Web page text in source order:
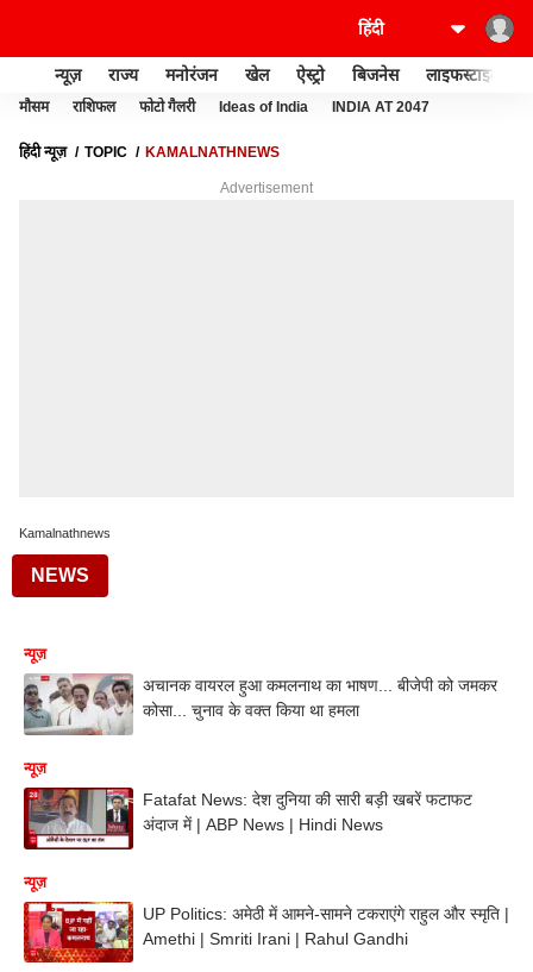
न्यूज़ राज्य मनोरंजन खेल ऐस्ट्रो बिजनेस लाइफस्टाइल
मौसम राशिफल फोटो गैलरी Ideas of India INDIA AT 2047
हिंदी न्यूज़ TOPIC KAMALNATHNEWS
Advertisement
Kamalnathnews
NEWS
न्यूज़
अचानक वायरल हुआ कमलनाथ का भाषण... बीजेपी को जमकर
कोसा... चुनाव के वक्त किया था हमला
न्यूज़
Fatafat News: देश दुनिया की सारी बड़ी खबरें फटाफट
अंदाज में | ABP News | Hindi News
न्यूज़
UP Politics: अमेठी में आमने-सामने टकराएंगे राहुल और स्मृति |
Amethi | Smriti Irani | Rahul Gandhi